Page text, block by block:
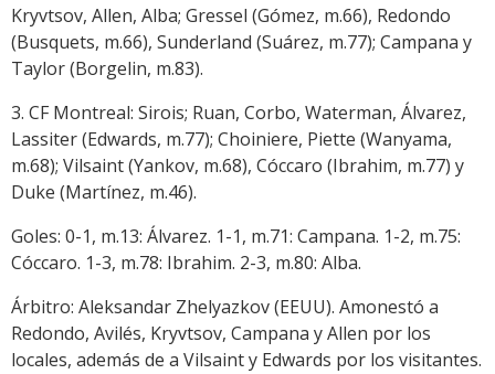
Kryvtsov, Allen, Alba; Gressel (Gómez, m.66), Redondo
(Busquets, m.66), Sunderland (Suárez, m.77); Campana y
Taylor (Borgelin, m.83).
3. CF Montreal: Sirois; Ruan, Corbo, Waterman, Álvarez,
Lassiter (Edwards, m.77); Choiniere, Piette (Wanyama,
m.68); Vilsaint (Yankov, m.68), Cóccaro (Ibrahim, m.77) y
Duke (Martínez, m.46).
Goles: 0-1, m.13: Álvarez. 1-1, m.71: Campana. 1-2, m.75:
Cóccaro. 1-3, m.78: Ibrahim. 2-3, m.80: Alba.
Árbitro: Aleksandar Zhelyazkov (EEUU). Amonestó a
Redondo, Avilés, Kryvtsov, Campana y Allen por los
locales, además de a Vilsaint y Edwards por los visitantes.